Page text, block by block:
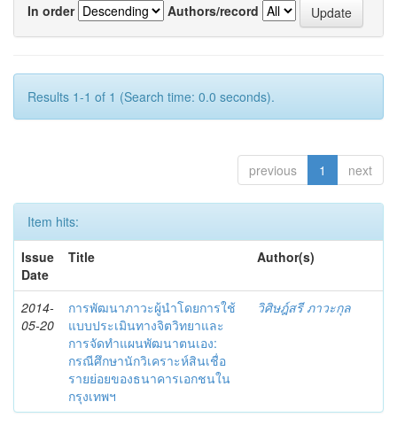
In order
Authors/record
Results 1-1 of 1 (Search time: 0.0 seconds).
previous 1 next
Item hits:
Issue
Date
Title Author(s)
2014-
05-20
การพัฒนาภาวะผู้นำโดยการใช้
แบบประเมินทางจิตวิทยาและ
การจัดทำแผนพัฒนาตนเอง:
กรณีศึกษานักวิเคราะห์สินเชื่อ
รายย่อยของธนาคารเอกชนใน
กรุงเทพฯ
วิศิษฎ์สรี ภาวะกุล